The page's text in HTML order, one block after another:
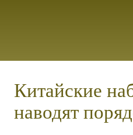
Китайские
наводят